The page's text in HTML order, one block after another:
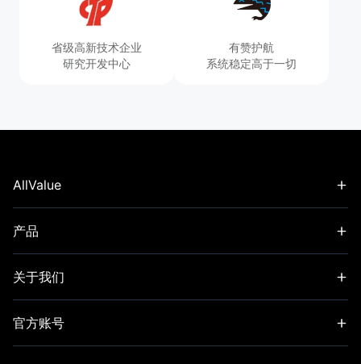
省级高新技术企业
研究开发中心
有赞护航
系统稳定高于一切
AllValue
价格
产品
关于我们
官方账号